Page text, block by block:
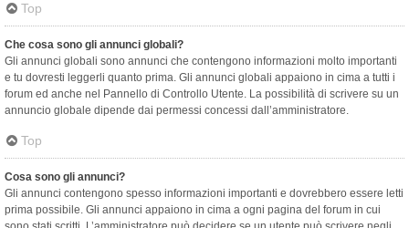
Top
Che cosa sono gli annunci globali?
Gli annunci globali sono annunci che contengono informazioni molto importanti
e tu dovresti leggerli quanto prima. Gli annunci globali appaiono in cima a tutti i
forum ed anche nel Pannello di Controllo Utente. La possibilità di scrivere su un
annuncio globale dipende dai permessi concessi dall’amministratore.
Top
Cosa sono gli annunci?
Gli annunci contengono spesso informazioni importanti e dovrebbero essere letti
prima possibile. Gli annunci appaiono in cima a ogni pagina del forum in cui